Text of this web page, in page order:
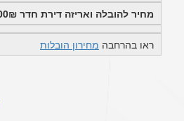
מחיר להובלה ואריזה דירת חדר 1000₪ ל 2000₪
ראו בהרחבה מחירון הובלות